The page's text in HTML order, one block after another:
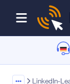
••• LinkedIn-